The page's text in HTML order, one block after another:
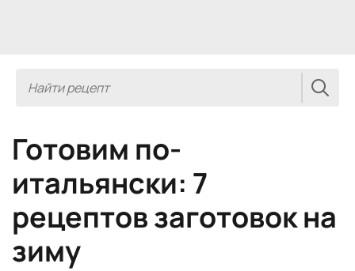
Готовим по-
итальянски: 7
рецептов заготовок на
зиму